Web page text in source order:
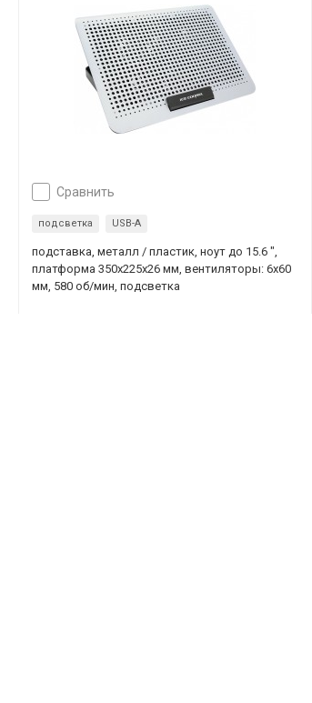
сравнить
подсветка USB-A
подставка, металл / пластик, ноут до 15.6 ",
платформа 350x225x26 мм, вентиляторы: 6х60
мм, 580 об/мин, подсветка